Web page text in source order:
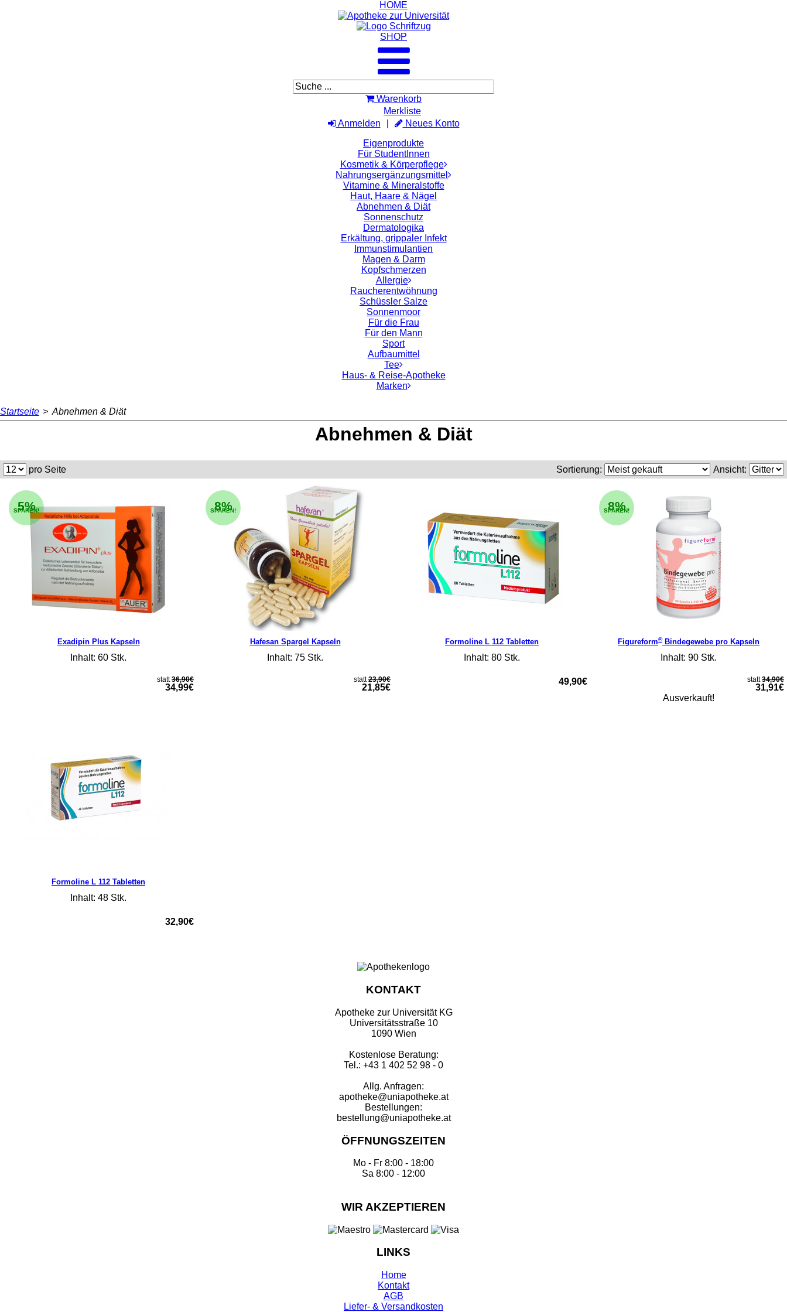
HOME
SHOP
Warenkorb
Merkliste
Anmelden
Neues Konto
Eigenprodukte
Für StudentInnen
Kosmetik & Körperpflege
Nahrungsergänzungsmittel
Vitamine & Mineralstoffe
Haut, Haare & Nägel
Abnehmen & Diät
Sonnenschutz
Dermatologika
Erkältung, grippaler Infekt
Immunstimulantien
Magen & Darm
Kopfschmerzen
Allergie
Raucherentwöhnung
Schüssler Salze
Sonnenmoor
Für die Frau
Für den Mann
Sport
Aufbaumittel
Tee
Haus- & Reise-Apotheke
Marken
Startseite > Abnehmen & Diät
Abnehmen & Diät
pro Seite Ansicht:
Sortierung:
5%
SPAREN!
Exadipin Plus Kapseln
Inhalt: 60 Stk.
statt36,90€
34,99€
8%
SPAREN!
Hafesan Spargel Kapseln
Inhalt: 75 Stk.
statt23,90€
21,85€
Formoline L 112 Tabletten
Inhalt: 80 Stk.
49,90€
8%
SPAREN!
Figureform®Bindegewebe pro Kapseln
Inhalt: 90 Stk.
statt34,90€
31,91€
Ausverkauft!
Formoline L 112 Tabletten
Inhalt: 48 Stk.
32,90€
KONTAKT
Apotheke zur Universität KG
Universitätsstraße 10
1090 Wien
Kostenlose Beratung:
Tel.: +43 1 402 52 98 - 0
Allg. Anfragen:
apotheke@uniapotheke.at
Bestellungen:
bestellung@uniapotheke.at
ÖFFNUNGSZEITEN
Mo - Fr 8:00 - 18:00
Sa 8:00 - 12:00
WIR AKZEPTIEREN
LINKS
Home
Kontakt
AGB
Liefer- & Versandkosten